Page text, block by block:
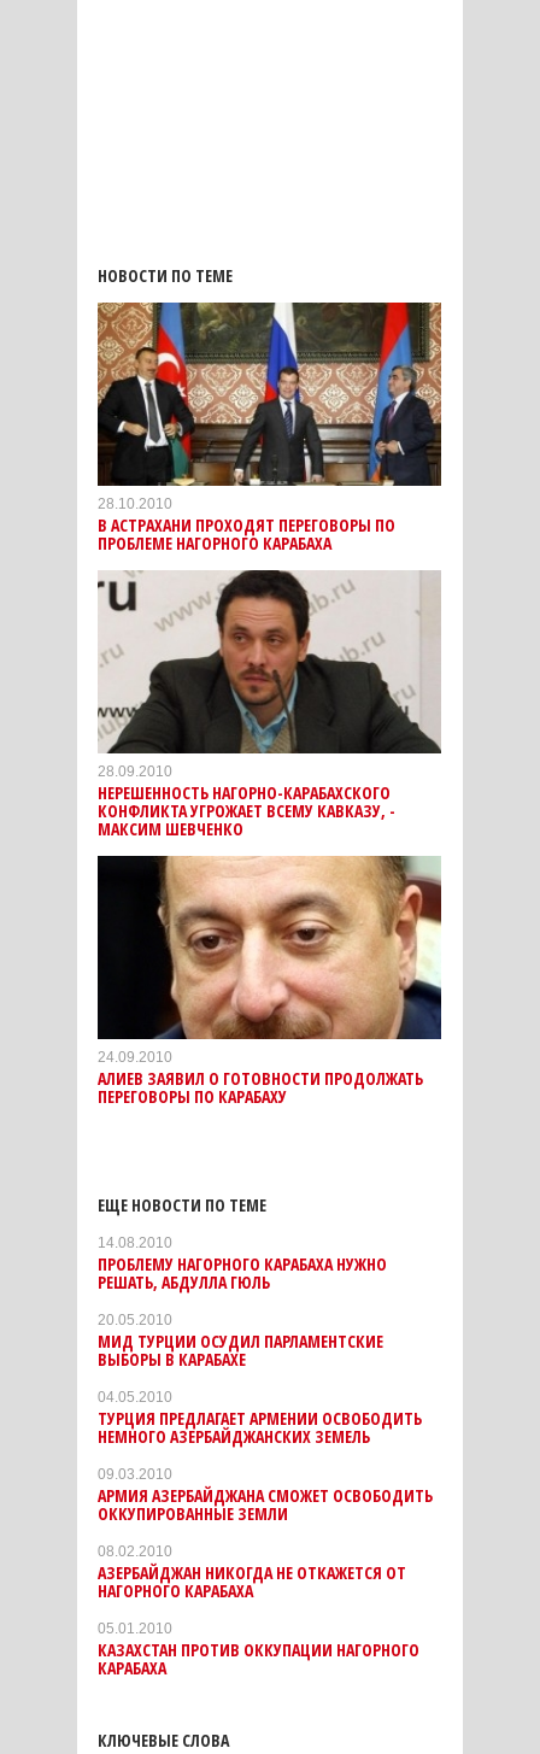
НОВОСТИ ПО ТЕМЕ
28.10.2010
В АСТРАХАНИ ПРОХОДЯТ ПЕРЕГОВОРЫ ПО
ПРОБЛЕМЕ НАГОРНОГО КАРАБАХА
28.09.2010
НЕРЕШЕННОСТЬ НАГОРНО-КАРАБАХСКОГО
КОНФЛИКТА УГРОЖАЕТ ВСЕМУ КАВКАЗУ, -
МАКСИМ ШЕВЧЕНКО
24.09.2010
АЛИЕВ ЗАЯВИЛ О ГОТОВНОСТИ ПРОДОЛЖАТЬ
ПЕРЕГОВОРЫ ПО КАРАБАХУ
ЕЩЕ НОВОСТИ ПО ТЕМЕ
14.08.2010
ПРОБЛЕМУ НАГОРНОГО КАРАБАХА НУЖНО
РЕШАТЬ, АБДУЛЛА ГЮЛЬ
20.05.2010
МИД ТУРЦИИ ОСУДИЛ ПАРЛАМЕНТСКИЕ
ВЫБОРЫ В КАРАБАХЕ
04.05.2010
ТУРЦИЯ ПРЕДЛАГАЕТ АРМЕНИИ ОСВОБОДИТЬ
НЕМНОГО АЗЕРБАЙДЖАНСКИХ ЗЕМЕЛЬ
09.03.2010
АРМИЯ АЗЕРБАЙДЖАНА СМОЖЕТ ОСВОБОДИТЬ
ОККУПИРОВАННЫЕ ЗЕМЛИ
08.02.2010
АЗЕРБАЙДЖАН НИКОГДА НЕ ОТКАЖЕТСЯ ОТ
НАГОРНОГО КАРАБАХА
05.01.2010
КАЗАХСТАН ПРОТИВ ОККУПАЦИИ НАГОРНОГО
КАРАБАХА
КЛЮЧЕВЫЕ СЛОВА